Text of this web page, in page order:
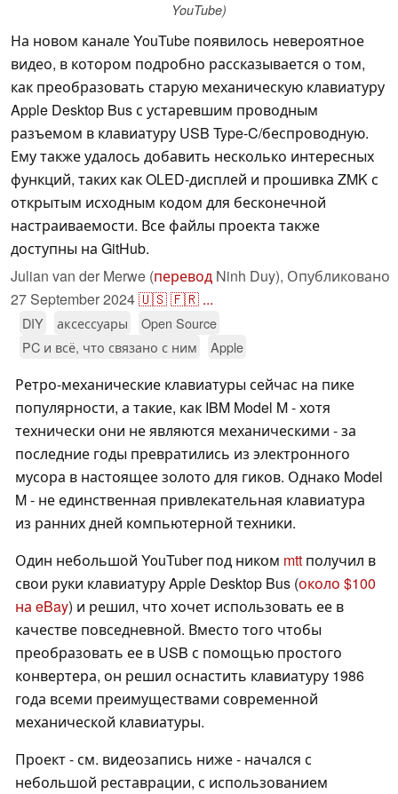
YouTube)
На новом канале YouTube появилось невероятное
видео, в котором подробно рассказывается о том,
как преобразовать старую механическую клавиатуру
Apple Desktop Bus с устаревшим проводным
разъемом в клавиатуру USB Type-C/беспроводную.
Ему также удалось добавить несколько интересных
функций, таких как OLED-дисплей и прошивка ZMK с
открытым исходным кодом для бесконечной
настраиваемости. Все файлы проекта также
доступны на GitHub.
Julian van der Merwe (перевод Ninh Duy), Опубликовано
27 September 2024🇺🇸🇫🇷 ...
DIY аксессуары
Open Source
PC и всё, что связано с ним
Apple
Ретро-механические клавиатуры сейчас на пике
популярности, а такие, как IBM Model M - хотя
технически они не являются механическими - за
последние годы превратились из электронного
мусора в настоящее золото для гиков. Однако Model
M - не единственная привлекательная клавиатура
из ранних дней компьютерной техники.
Один небольшой YouTuber под ником mtt получил в
свои руки клавиатуру Apple Desktop Bus (около $100
на eBay) и решил, что хочет использовать ее в
качестве повседневной. Вместо того чтобы
преобразовать ее в USB с помощью простого
конвертера, он решил оснастить клавиатуру 1986
года всеми преимуществами современной
механической клавиатуры.
Проект - см. видеозапись ниже - начался с
небольшой реставрации, с использованием